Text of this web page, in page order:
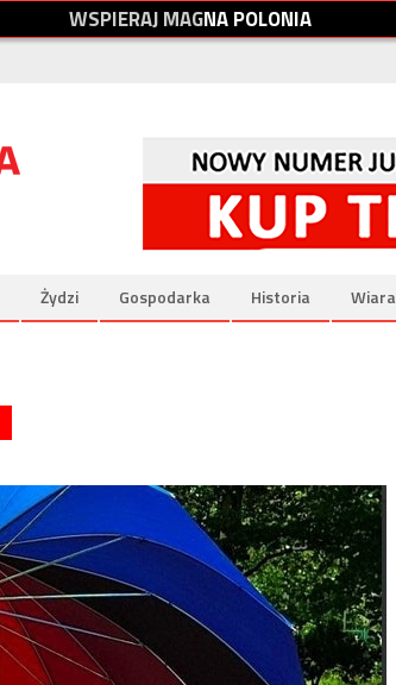
WSPIERAJMAGNAPOLONIA
Żydzi Gospodarka Historia Wiara